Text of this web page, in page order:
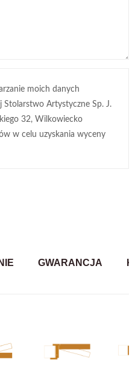
moich danych
Stolarstwo Artystyczne Sp. J.
32, Wilkowiecko
w celu uzyskania wyceny
GWARANCJA